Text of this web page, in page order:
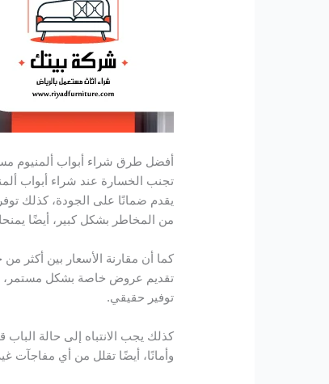
أفضل طرق شراء أبواب ألمنيوم
تجنب الخسارة عند شراء أبواب
يقدم ضمانًا على الجودة، كذلك
من المخاطر بشكل كبير، أيضًا
كما أن مقارنة الأسعار بين أكثر
تقديم عروض خاصة بشكل مستمر،
توفير حقيقي.
كذلك يجب الانتباه إلى حالة
وأمانًا، أيضًا تقلل من أي مفاجآت